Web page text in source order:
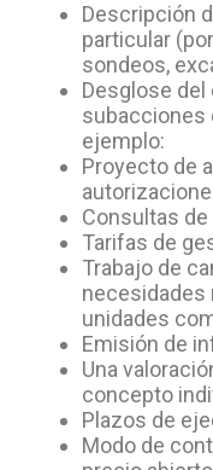
Descripción
particular
sondeos,
Desglose
subacciones
ejemplo:
Proyecto de
Consultas
Tarifas de
Trabajo de
necesidades
unidades
Emisión de
Una
concepto
Plazos de
Modo de